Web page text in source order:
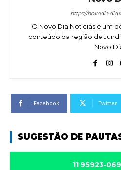
https://
O Novo Dia Notícias é um
conteúdo da região de
Novo
Facebook Twitter
SUGESTÃO DE
11 95923-